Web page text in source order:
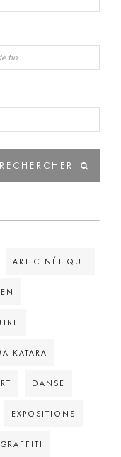
ART CINÉTIQUE
KATARA
DANSE
EXPOSITIONS
GRAFFITI